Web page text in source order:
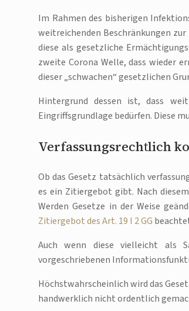
Im Rahmen des bisherigen
weitreichenden Beschränkungen
diese als gesetzliche
zweite Corona Welle, dass wieder
dieser „schwachen“ gesetzlichen
Hintergrund dessen ist, dass
Eingriffsgrundlage bedürfen. Diese
Verfassungsrechtlich
Ob das Gesetz tatsächlich
es ein Zitiergebot gibt. Nach
Werden Gesetze in der Weise
Zitiergebot des Art. 19 I 2 GG
Auch wenn diese vielleicht als
vorgeschriebenen
Höchstwahrscheinlich wird das
handwerklich nicht ordentlich